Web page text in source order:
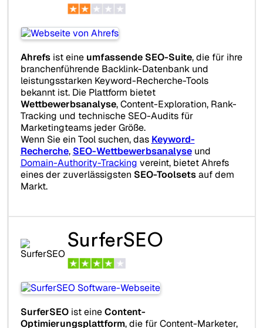
Ahrefsist eine umfassende SEO-Suite, die für ihre
branchenführende Backlink-Datenbank und
leistungsstarken Keyword-Recherche-Tools
bekannt ist. Die Plattform bietet
Wettbewerbsanalyse, Content-Exploration, Rank-
Tracking und technische SEO-Audits für
Marketingteams jeder Größe.
Wenn Sie ein Tool suchen, das Keyword-
Recherche, SEO-Wettbewerbsanalyseund
Domain-Authority-Tracking vereint, bietet Ahrefs
eines der zuverlässigsten SEO-Toolsetsauf dem
Markt.
SurferSEO
SurferSEOist eineContent-
Optimierungsplattform, die für Content-Marketer,